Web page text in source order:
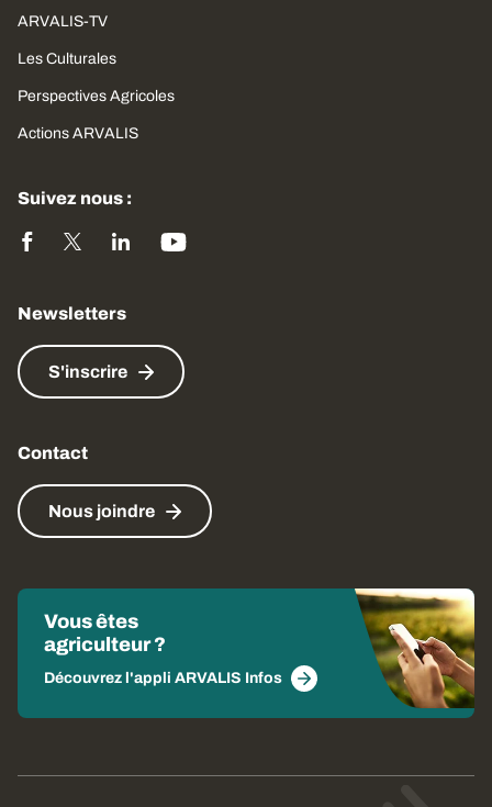
ARVALIS-TV
Les Culturales
Perspectives Agricoles
Actions ARVALIS
Suivez nous :
Newsletters
S'inscrire
Contact
Nous joindre
Vous êtes
agriculteur ?
Découvrez l'appli ARVALIS Infos